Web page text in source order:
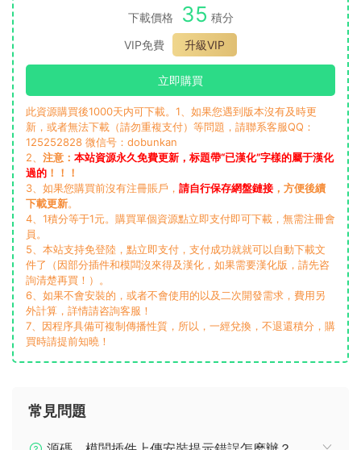
下載價格 35 積分
VIP免費
升級VIP
立即購買
此資源購買後1000天内可下載。1、如果您遇到版本沒有及時更
新，或者無法下載（請勿重複支付）等問題，請聯系客服QQ：
125252828 微信号：dobunkan
2、 注意： 本站資源永久免費更新，标題帶“已漢化”字樣的屬于漢化
過的 ！！！
3、如果您購買前沒有注冊賬戶， 請自行保存網盤鏈接 ，方便後續
下載更新。
4、1積分等于1元。購買單個資源點立即支付即可下載，無需注冊會
員。
5、本站支持免登陸，點立即支付，支付成功就就可以自動下載文
件了（因部分插件和模闆沒來得及漢化，如果需要漢化版，請先咨
詢清楚再買！）。
6、如果不會安裝的，或者不會使用的以及二次開發需求，費用另
外計算，詳情請咨詢客服！
7、因程序具備可複制傳播性質，所以，一經兌換，不退還積分，購
買時請提前知曉！
常見問題